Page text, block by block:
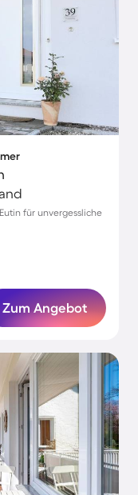
für unvergessliche
Zum Angebot